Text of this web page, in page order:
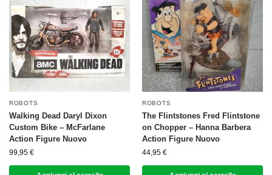
ROBOTS
Walking Dead Daryl Dixon
Custom Bike – McFarlane
Action Figure Nuovo
99,95 €
ROBOTS
The Flintstones Fred Flintstone
on Chopper – Hanna Barbera
Action Figure Nuovo
44,95 €